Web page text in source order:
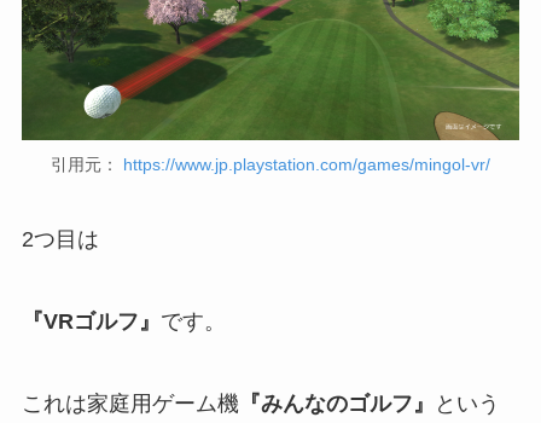
引用元： https://www.jp.playstation.com/games/mingol-vr/
2つ目は
『VRゴルフ』 です。
これは家庭用ゲーム機 『みんなのゴルフ』
という